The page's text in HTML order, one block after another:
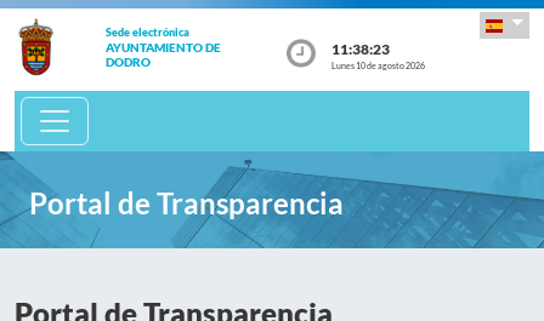
Sede electrónica
AYUNTAMIENTO DE
DODRO
11:38:24
Lunes 10 de agosto 2026
Portal de Transparencia
Portal de Transparencia